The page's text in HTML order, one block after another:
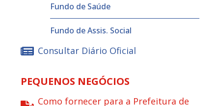
Fundo de Saúde
Fundo de Assis. Social
Consultar Diário Oficial
PEQUENOS NEGÓCIOS
Como fornecer para a Prefeitura de